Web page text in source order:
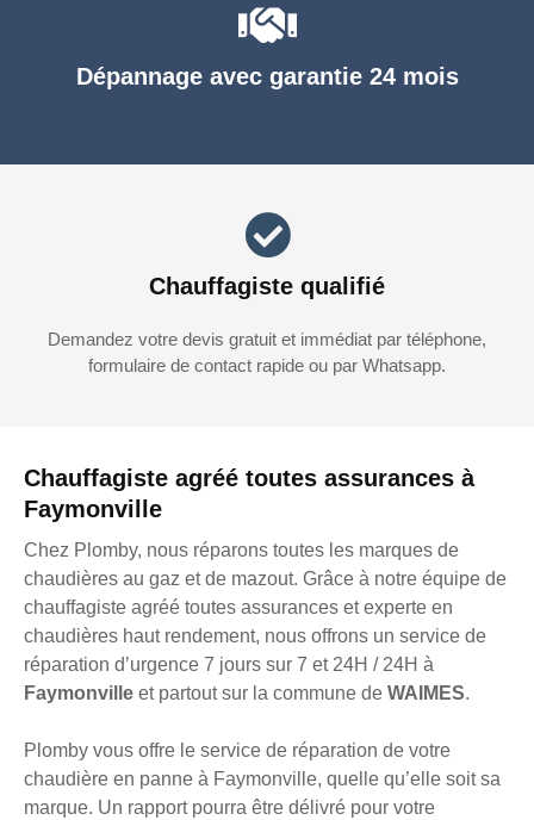
Chauffagiste agréé toutes assurances à
Faymonville
Chez Plomby, nous réparons toutes les marques de
chaudières au gaz et de mazout. Grâce à notre équipe de
chauffagiste agréé toutes assurances et experte en
chaudières haut rendement, nous offrons un service de
réparation d’urgence 7 jours sur 7 et 24H / 24H à
Faymonville et partout sur la commune de WAIMES.
Plomby vous offre le service de réparation de votre
chaudière en panne à Faymonville, quelle qu’elle soit sa
marque. Un rapport pourra être délivré pour votre
Dépannage avec garantie 24 mois
Chauffagiste qualifié
Demandez votre devis gratuit et immédiat par téléphone,
formulaire de contact rapide ou par Whatsapp.